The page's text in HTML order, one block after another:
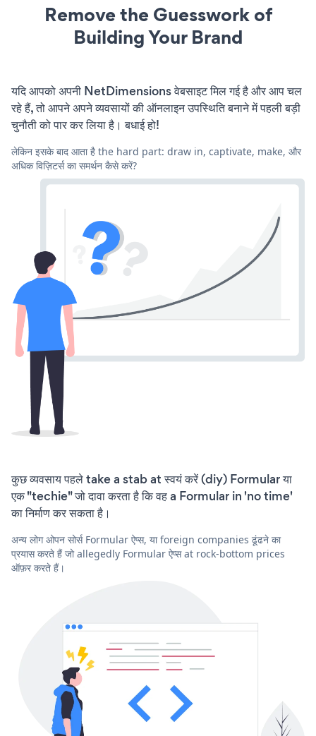
Remove the Guesswork of
Building Your Brand
यदि आपको अपनी NetDimensions वेबसाइट मिल गई है और आप चल
रहे हैं, तो आपने अपने व्यवसायों की ऑनलाइन उपस्थिति बनाने में पहली बड़ी
चुनौती को पार कर लिया है। बधाई हो!
लेकिन इसके बाद आता है the hard part: draw in, captivate, make, और
अधिक विज़िटर्स का समर्थन कैसे करें?
कुछ व्यवसाय पहले take a stab at स्वयं करें (diy) Formular या
एक "techie" जो दावा करता है कि वह a Formular in 'no time'
का निर्माण कर सकता है।
अन्य लोग ओपन सोर्स Formular ऐप्स, या foreign companies ढूंढने का
प्रयास करते हैं जो allegedly Formular ऐप्स at rock-bottom prices
ऑफ़र करते हैं।